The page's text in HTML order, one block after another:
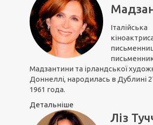
Італійська
Мадзантини та ірландської
Доннеллі, народилась в Дублині
1961 года.
Детальніше
Ліз